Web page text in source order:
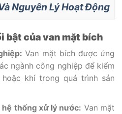
Nguyên Lý Hoạt Động
bật của van mặt bích
Van mặt bích được ứng
ngành công nghiệp để kiểm
khí trong quá trình sản
thống xử lý nước: Van mặt